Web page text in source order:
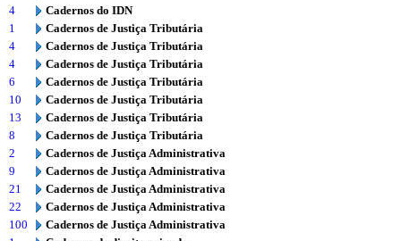
4
Cadernos do IDN
1
Cadernos de Justiça Tributária
4
Cadernos de Justiça Tributária
4
Cadernos de Justiça Tributária
6
Cadernos de Justiça Tributária
10
Cadernos de Justiça Tributária
13
Cadernos de Justiça Tributária
8
Cadernos de Justiça Tributária
2
Cadernos de Justiça Administrativa
9
Cadernos de Justiça Administrativa
21
Cadernos de Justiça Administrativa
22
Cadernos de Justiça Administrativa
100
Cadernos de Justiça Administrativa